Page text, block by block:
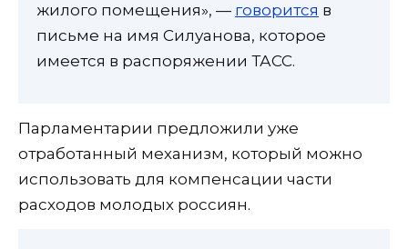
жилого помещения», — говорится в
письме на имя Силуанова, которое
имеется в распоряжении ТАСС.
Парламентарии предложили уже
отработанный механизм, который можно
использовать для компенсации части
расходов молодых россиян.